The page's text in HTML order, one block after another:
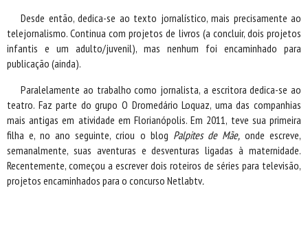
Desde então, dedica-se ao texto jornalístico, mais precisamente ao
telejornalismo. Continua com projetos de livros (a concluir, dois projetos
infantis e um adulto/juvenil), mas nenhum foi encaminhado para
publicação (ainda).
Paralelamente ao trabalho como jornalista, a escritora dedica-se ao
teatro. Faz parte do grupo O Dromedário Loquaz, uma das companhias
mais antigas em atividade em Florianópolis. Em 2011, teve sua primeira
filha e, no ano seguinte, criou o blog Palpites de Mãe,onde escreve,
semanalmente, suas aventuras e desventuras ligadas à maternidade.
Recentemente, começou a escrever dois roteiros de séries para televisão,
projetos encaminhados para o concurso Netlabtv.